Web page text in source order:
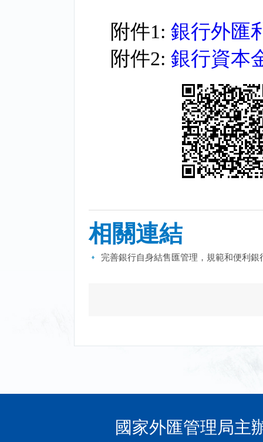
附件1: 銀行外匯
附件2: 銀行資本
相關連結
完善銀行自身結售匯管理，規範和便利銀
國家外匯管理局主